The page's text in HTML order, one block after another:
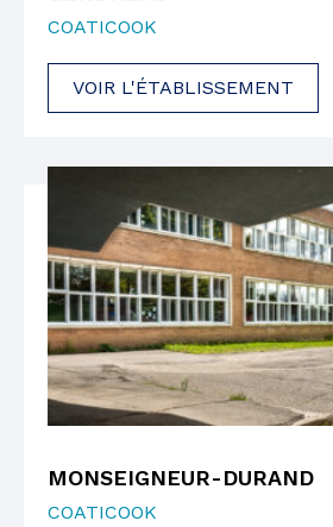
COATICOOK
VOIR L'ÉTABLISSEMENT
MONSEIGNEUR-DURAND
COATICOOK